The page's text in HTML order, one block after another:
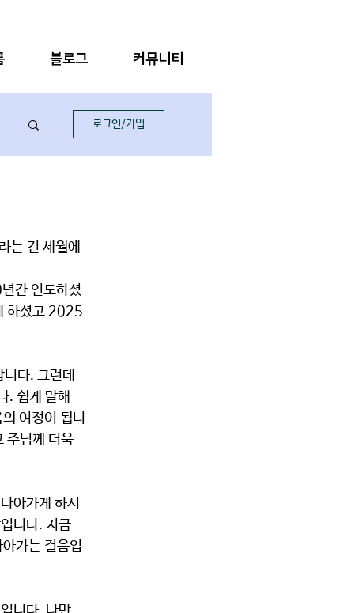
블로그 커뮤니티
로그인/가입
하셨고 2025
. 쉽게 말해
여정이 됩니
주님께 더욱
니다. 지금
가는 걸음입